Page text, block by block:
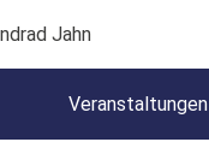
Veranstaltungen